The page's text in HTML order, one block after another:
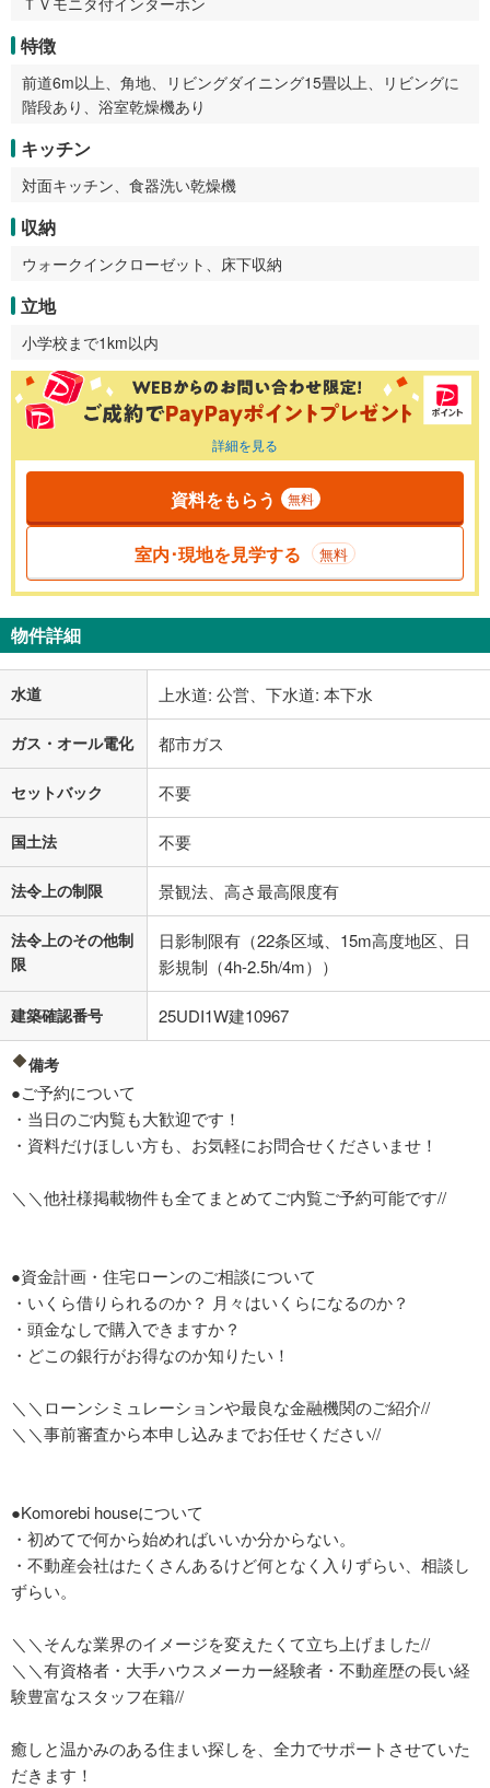
特徴
前道6m以上、角地、リビングダイニング15畳以上、リビングに
階段あり、浴室乾燥機あり
キッチン
対面キッチン、食器洗い乾燥機
収納
ウォークインクローゼット、床下収納
立地
小学校まで1km以内
詳細を見る
資料をもらう 無料
室内･現地を見学する 無料
物件詳細
水道 上水道: 公営、下水道: 本下水
ガス・オール電化 都市ガス
セットバック 不要
国土法 不要
法令上の制限 景観法、高さ最高限度有
法令上のその他制
限
日影制限有（22条区域、15m高度地区、日
影規制（4h-2.5h/4m））
建築確認番号 25UDI1W建10967
備考
●ご予約について
・当日のご内覧も大歓迎です！
・資料だけほしい方も、お気軽にお問合せくださいませ！
＼＼他社様掲載物件も全てまとめてご内覧ご予約可能です//
●資金計画・住宅ローンのご相談について
・いくら借りられるのか？ 月々はいくらになるのか？
・頭金なしで購入できますか？
・どこの銀行がお得なのか知りたい！
＼＼ローンシミュレーションや最良な金融機関のご紹介//
＼＼事前審査から本申し込みまでお任せください//
●Komorebi houseについて
・初めてで何から始めればいいか分からない。
・不動産会社はたくさんあるけど何となく入りずらい、相談し
ずらい。
＼＼そんな業界のイメージを変えたくて立ち上げました//
＼＼有資格者・大手ハウスメーカー経験者・不動産歴の長い経
験豊富なスタッフ在籍//
癒しと温かみのある住まい探しを、全力でサポートさせていた
だきます！